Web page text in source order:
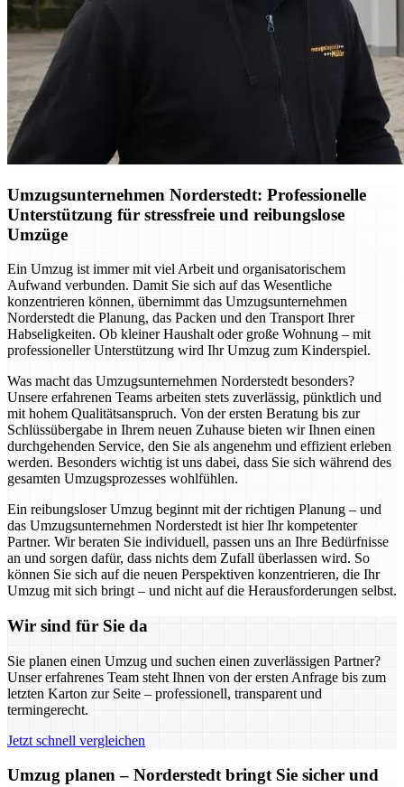
Umzugsunternehmen Norderstedt: Professionelle
Unterstützung für stressfreie und reibungslose
Umzüge
Ein Umzug ist immer mit viel Arbeit und organisatorischem
Aufwand verbunden. Damit Sie sich auf das Wesentliche
konzentrieren können, übernimmt das Umzugsunternehmen
Norderstedt die Planung, das Packen und den Transport Ihrer
Habseligkeiten. Ob kleiner Haushalt oder große Wohnung – mit
professioneller Unterstützung wird Ihr Umzug zum Kinderspiel.
Was macht das Umzugsunternehmen Norderstedt besonders?
Unsere erfahrenen Teams arbeiten stets zuverlässig, pünktlich und
mit hohem Qualitätsanspruch. Von der ersten Beratung bis zur
Schlüssübergabe in Ihrem neuen Zuhause bieten wir Ihnen einen
durchgehenden Service, den Sie als angenehm und effizient erleben
werden. Besonders wichtig ist uns dabei, dass Sie sich während des
gesamten Umzugsprozesses wohlfühlen.
Ein reibungsloser Umzug beginnt mit der richtigen Planung – und
das Umzugsunternehmen Norderstedt ist hier Ihr kompetenter
Partner. Wir beraten Sie individuell, passen uns an Ihre Bedürfnisse
an und sorgen dafür, dass nichts dem Zufall überlassen wird. So
können Sie sich auf die neuen Perspektiven konzentrieren, die Ihr
Umzug mit sich bringt – und nicht auf die Herausforderungen selbst.
Wir sind für Sie da
Sie planen einen Umzug und suchen einen zuverlässigen Partner?
Unser erfahrenes Team steht Ihnen von der ersten Anfrage bis zum
letzten Karton zur Seite – professionell, transparent und
termingerecht.
Jetzt schnell vergleichen
Umzug planen – Norderstedt bringt Sie sicher und